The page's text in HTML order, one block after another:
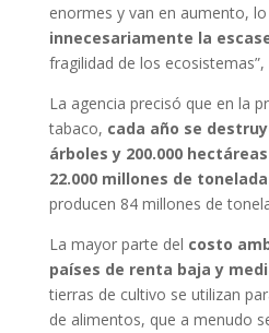
enormes y van en aumento, lo
innecesariamente la
fragilidad de los
La agencia precisó que en la
tabaco, cada año se
árboles y 200.000
22.000 millones de
producen 84 millones de
La mayor parte del costo
países de renta baja y
tierras de cultivo se utilizan
de alimentos, que a menudo